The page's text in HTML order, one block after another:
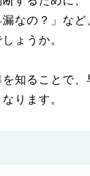
なの？」など
ょうか。
知ることで、
ります。